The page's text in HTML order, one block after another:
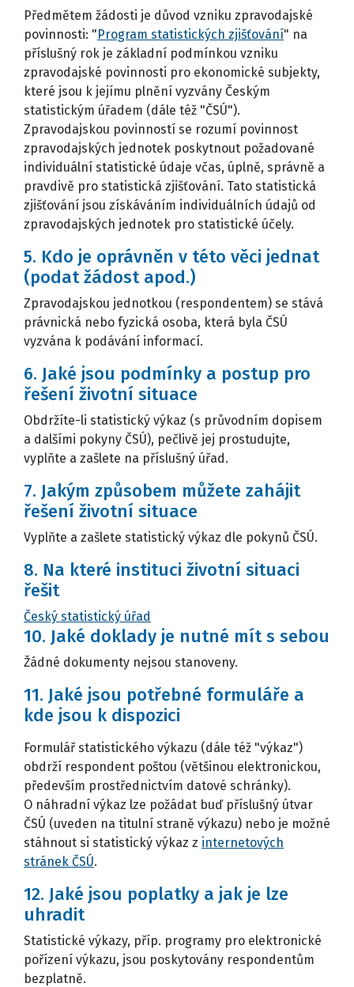
Předmětem žádosti je důvod vzniku zpravodajské
povinnosti: "Program statistických zjišťování" na
příslušný rok je základní podmínkou vzniku
zpravodajské povinnosti pro ekonomické subjekty,
které jsou k jejímu plnění vyzvány Českým
statistickým úřadem (dále též "ČSÚ").
Zpravodajskou povinností se rozumí povinnost
zpravodajských jednotek poskytnout požadované
individuální statistické údaje včas, úplně, správně a
pravdivě pro statistická zjišťování. Tato statistická
zjišťování jsou získáváním individuálních údajů od
zpravodajských jednotek pro statistické účely.
5. Kdo je oprávněn v této věci jednat
(podat žádost apod.)
Zpravodajskou jednotkou (respondentem) se stává
právnická nebo fyzická osoba, která byla ČSÚ
vyzvána k podávání informací.
6. Jaké jsou podmínky a postup pro
řešení životní situace
Obdržíte-li statistický výkaz (s průvodním dopisem
a dalšími pokyny ČSÚ), pečlivě jej prostudujte,
vyplňte a zašlete na příslušný úřad.
7. Jakým způsobem můžete zahájit
řešení životní situace
Vyplňte a zašlete statistický výkaz dle pokynů ČSÚ.
8. Na které instituci životní situaci
řešit
Český statistický úřad
10. Jaké doklady je nutné mít s sebou
Žádné dokumenty nejsou stanoveny.
11. Jaké jsou potřebné formuláře a
kde jsou k dispozici
Formulář statistického výkazu (dále též "výkaz")
obdrží respondent poštou (většinou elektronickou,
především prostřednictvím datové schránky).
O náhradní výkaz lze požádat buď příslušný útvar
ČSÚ (uveden na titulní straně výkazu) nebo je možné
stáhnout si statistický výkaz z internetových
stránek ČSÚ.
12. Jaké jsou poplatky a jak je lze
uhradit
Statistické výkazy, příp. programy pro elektronické
pořízení výkazu, jsou poskytovány respondentům
bezplatně.